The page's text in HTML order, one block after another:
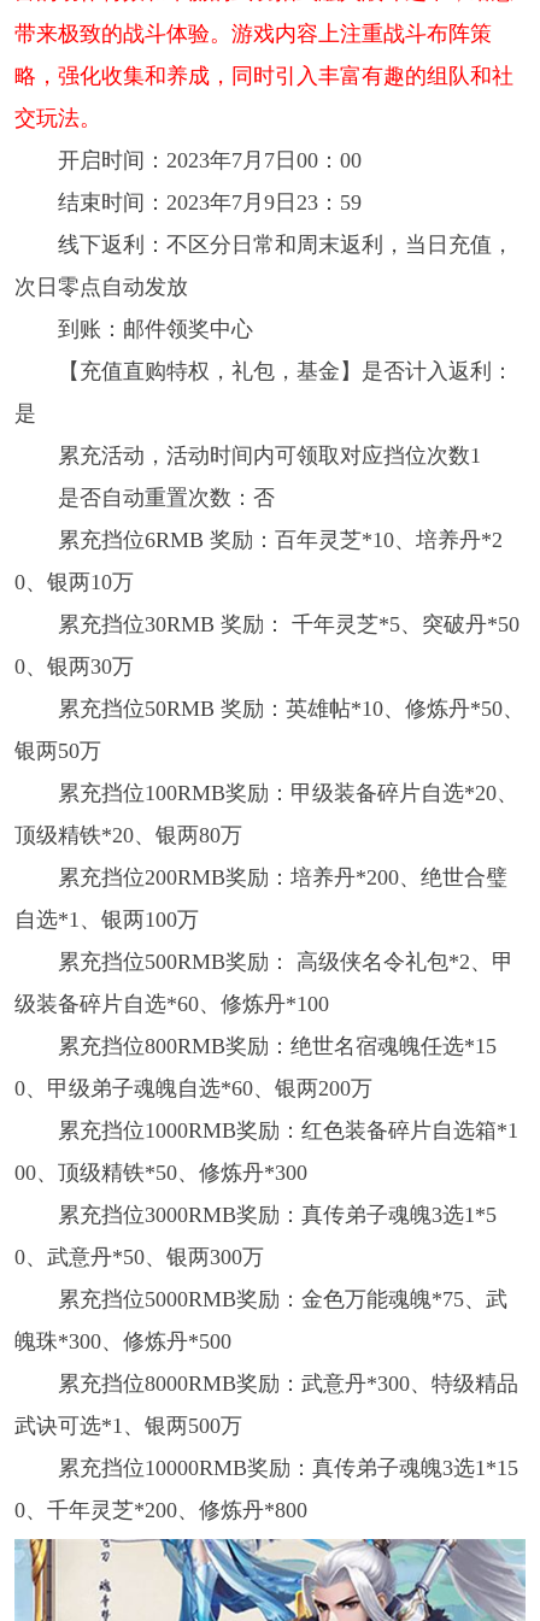
带来极致的战斗体验。游戏内容上注重战斗布阵策
略，强化收集和养成，同时引入丰富有趣的组队和社
交玩法。
开启时间：2023年7月7日00：00
结束时间：2023年7月9日23：59
线下返利：不区分日常和周末返利，当日充值，
次日零点自动发放
到账：邮件领奖中心
【充值直购特权，礼包，基金】是否计入返利：
是
累充活动，活动时间内可领取对应挡位次数1
是否自动重置次数：否
累充挡位6RMB 奖励：百年灵芝*10、培养丹*2
0、银两10万
累充挡位30RMB 奖励： 千年灵芝*5、突破丹*50
0、银两30万
累充挡位50RMB 奖励：英雄帖*10、修炼丹*50、
银两50万
累充挡位100RMB奖励：甲级装备碎片自选*20、
顶级精铁*20、银两80万
累充挡位200RMB奖励：培养丹*200、绝世合璧
自选*1、银两100万
累充挡位500RMB奖励： 高级侠名令礼包*2、甲
级装备碎片自选*60、修炼丹*100
累充挡位800RMB奖励：绝世名宿魂魄任选*15
0、甲级弟子魂魄自选*60、银两200万
累充挡位1000RMB奖励：红色装备碎片自选箱*1
00、顶级精铁*50、修炼丹*300
累充挡位3000RMB奖励：真传弟子魂魄3选1*5
0、武意丹*50、银两300万
累充挡位5000RMB奖励：金色万能魂魄*75、武
魄珠*300、修炼丹*500
累充挡位8000RMB奖励：武意丹*300、特级精品
武诀可选*1、银两500万
累充挡位10000RMB奖励：真传弟子魂魄3选1*15
0、千年灵芝*200、修炼丹*800